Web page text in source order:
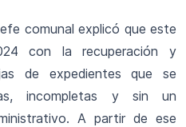
comunal explicó que este
con la recuperación y
de expedientes que se
incompletas y sin un
A partir de ese